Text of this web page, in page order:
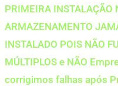
PRIMEIRA INSTALAÇÃO
ARMAZENAMENTO
INSTALADO POIS NÃO
MÚLTIPLOS e NÃO
corrigimos falhas após